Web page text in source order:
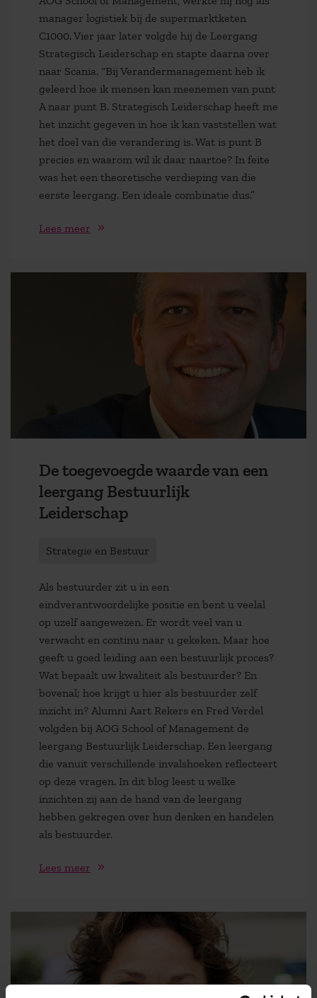
manager logistiek bij de supermarktketen
C1000. Vier jaar later volgde hij de Leergang
Strategisch Leiderschap en stapte daarna over
naar Scania. “Bij Verandermanagement heb ik
geleerd hoe ik mensen kan meenemen van punt
A naar punt B. Strategisch Leiderschap heeft me
het inzicht gegeven in hoe ik kan vaststellen wat
het doel van die verandering is. Wat is punt B
precies en waarom wil ik daar naartoe? In feite
was het een theoretische verdieping van die
eerste leergang. Een ideale combinatie dus.”
Lees meer
De toegevoegde waarde van een
leergang Bestuurlijk
Leiderschap
Strategie en Bestuur
Als bestuurder zit u in een
eindverantwoordelijke positie en bent u veelal
op uzelf aangewezen. Er wordt veel van u
verwacht en continu naar u gekeken. Maar hoe
geeft u goed leiding aan een bestuurlijk proces?
Wat bepaalt uw kwaliteit als bestuurder? En
bovenal; hoe krijgt u hier als bestuurder zelf
inzicht in? Alumni Aart Rekers en Fred Verdel
volgden bij AOG School of Management de
leergang Bestuurlijk Leiderschap . Een leergang
die vanuit verschillende invalshoeken reflecteert
op deze vragen. In dit blog leest u welke
inzichten zij aan de hand van de leergang
hebben gekregen over hun denken en handelen
als bestuurder.
Lees meer